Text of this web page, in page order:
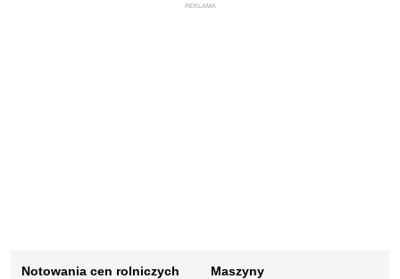
REKLAMA
Notowania cen rolniczych
Maszyny